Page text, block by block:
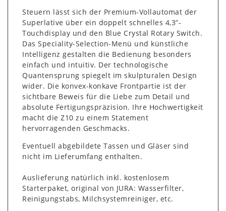
Steuern lässt sich der Premium-Vollautomat der
Superlative über ein doppelt schnelles 4,3”-
Touchdisplay und den Blue Crystal Rotary Switch.
Das Speciality-Selection-Menü und künstliche
Intelligenz gestalten die Bedienung besonders
einfach und intuitiv. Der technologische
Quantensprung spiegelt im skulpturalen Design
wider. Die konvex-konkave Frontpartie ist der
sichtbare Beweis für die Liebe zum Detail und
absolute Fertigungspräzision. Ihre Hochwertigkeit
macht die Z10 zu einem Statement
hervorragenden Geschmacks.
Eventuell abgebildete Tassen und Gläser sind
nicht im Lieferumfang enthalten.
Auslieferung natürlich inkl. kostenlosem
Starterpaket, original von JURA: Wasserfilter,
Reinigungstabs, Milchsystemreiniger, etc.